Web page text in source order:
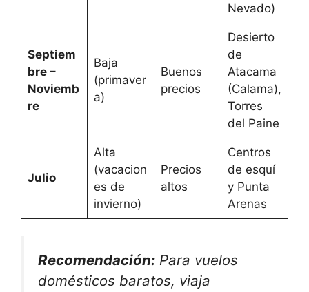
Nevado)
Septiem
bre –
Noviemb
re
Baja
(primaver
a)
Buenos
precios
Desierto
de
Atacama
(Calama),
Torres
del Paine
Julio
Alta
(vacacion
es de
invierno)
Precios
altos
Centros
de esquí
y Punta
Arenas
Recomendación: Para vuelos
domésticos baratos, viaja